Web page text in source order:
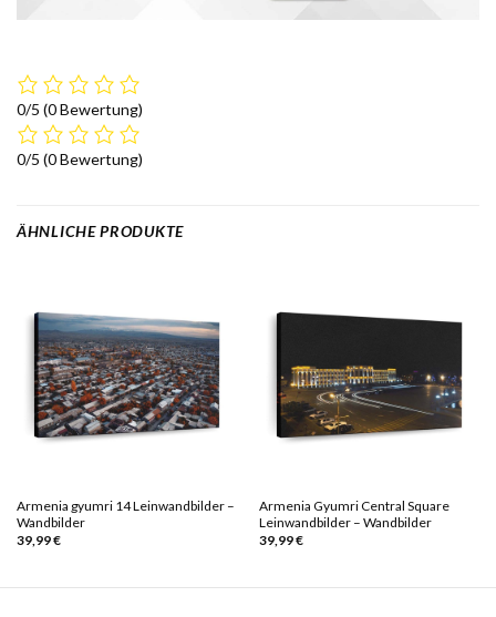
0/5 (0 Bewertung)
0/5 (0 Bewertung)
ÄHNLICHE PRODUKTE
Armenia gyumri 14 Leinwandbilder –
Wandbilder
39,99€
Armenia Gyumri Central Square
Leinwandbilder – Wandbilder
39,99€